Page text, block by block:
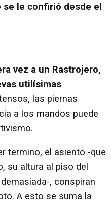
se le confirió desde el
vez a un Rastrojero,
utilísimas
las piernas
a los mandos puede
termino, el asiento -que
su altura al piso del
, conspiran
A esto se suma la